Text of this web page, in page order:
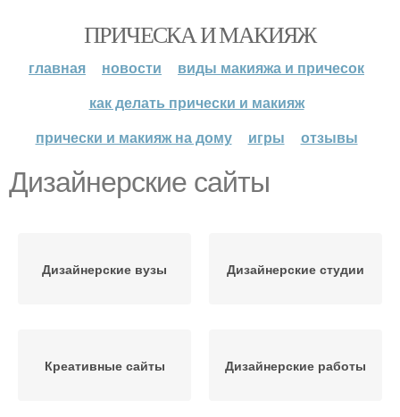
ПРИЧЕСКА И МАКИЯЖ
главная новости
виды макияжа и причесок
как делать прически и макияж
прически и макияж на дому
игры отзывы
Дизайнерские сайты
Дизайнерские вузы Дизайнерские студии
Креативные сайты Дизайнерские работы